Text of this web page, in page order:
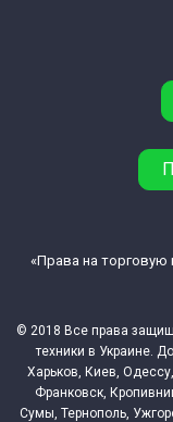
© 2018 Все права
техники в Украине.
Харьков, Киев,
Франковск,
Сумы, Тернополь,
«Права на